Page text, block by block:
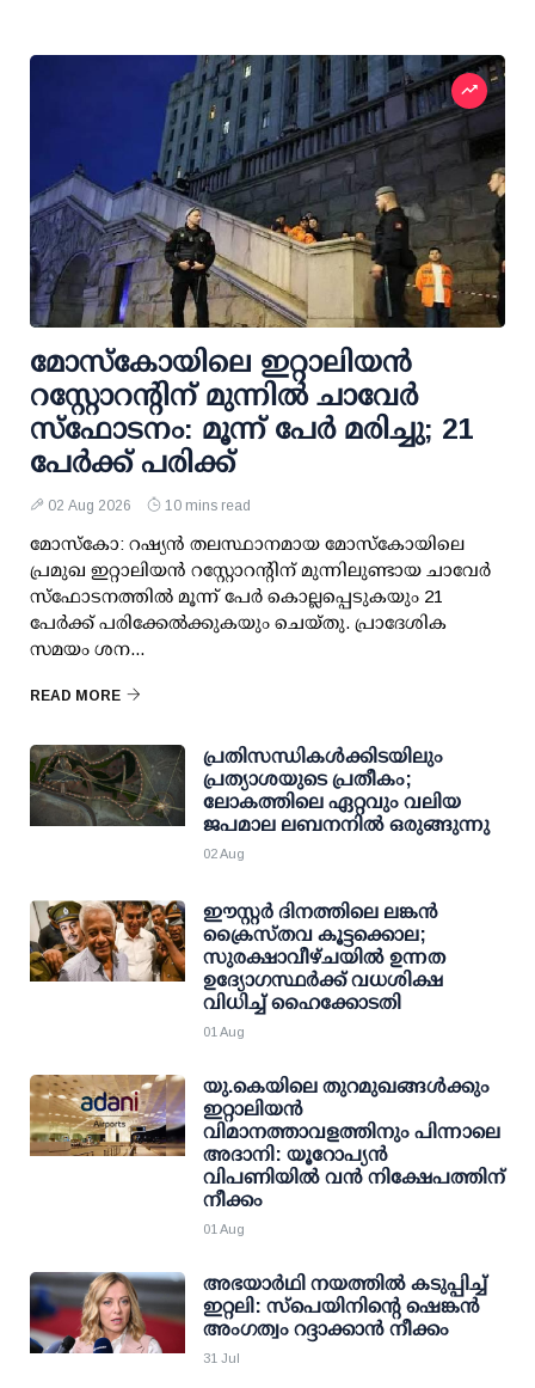
മോസ്‌കോയിലെ ഇറ്റാലിയന്‍
റസ്റ്റോറന്റിന് മുന്നില്‍ ചാവേര്‍
സ്‌ഫോടനം: മൂന്ന് പേര്‍ മരിച്ചു; 21
പേര്‍ക്ക് പരിക്ക്
02 Aug 2026 10 mins read
മോസ്‌കോ: റഷ്യന്‍ തലസ്ഥാനമായ മോസ്‌കോയിലെ
പ്രമുഖ ഇറ്റാലിയന്‍ റസ്റ്റോറന്റിന് മുന്നിലുണ്ടായ ചാവേര്‍
സ്‌ഫോടനത്തില്‍ മൂന്ന് പേര്‍ കൊല്ലപ്പെടുകയും 21
പേര്‍ക്ക് പരിക്കേല്‍ക്കുകയും ചെയ്തു. പ്രാദേശിക
സമയം ശന...
READ MORE
പ്രതിസന്ധികൾക്കിടയിലും
പ്രത്യാശയുടെ പ്രതീകം;
ലോകത്തിലെ ഏറ്റവും വലിയ
ജപമാല ലബനനിൽ ഒരുങ്ങുന്നു
02 Aug
ഈസ്റ്റർ ദിനത്തിലെ ലങ്കൻ
ക്രൈസ്തവ കൂട്ടക്കൊല;
സുരക്ഷാവീഴ്ചയിൽ ഉന്നത
ഉദ്യോഗസ്ഥർക്ക് വധശിക്ഷ
വിധിച്ച് ഹൈക്കോടതി
01 Aug
യു.കെയിലെ തുറമുഖങ്ങള്‍ക്കും
ഇറ്റാലിയന്‍
വിമാനത്താവളത്തിനും പിന്നാലെ
അദാനി: യൂറോപ്യന്‍
വിപണിയില്‍ വന്‍ നിക്ഷേപത്തിന്
നീക്കം
01 Aug
അഭയാര്‍ഥി നയത്തില്‍ കടുപ്പിച്ച്
ഇറ്റലി: സ്‌പെയിനിന്റെ ഷെങ്കന്‍
അംഗത്വം റദ്ദാക്കാന്‍ നീക്കം
31 Jul